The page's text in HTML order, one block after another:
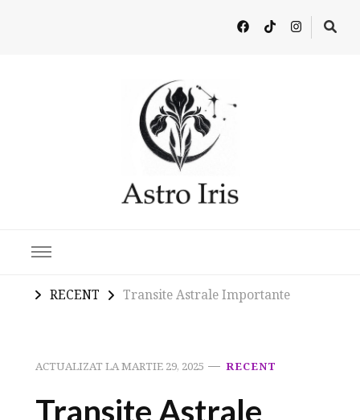
RECENT Transite Astrale Importante
ACTUALIZAT LAMARTIE 29, 2025 RECENT
Transite Astrale